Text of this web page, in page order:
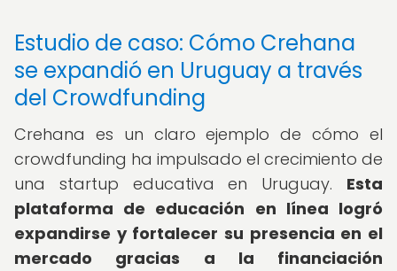
Estudio de caso: Cómo Crehana
se expandió en Uruguay a través
del Crowdfunding
Crehana es un claro ejemplo de cómo el
crowdfunding ha impulsado el crecimiento de
una startup educativa en Uruguay. Esta
plataforma de educación en línea logró
expandirse y fortalecer su presencia en el
mercado gracias a la financiación